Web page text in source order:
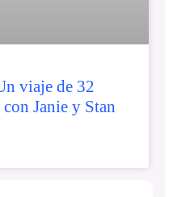
viaje de 32
Janie y Stan